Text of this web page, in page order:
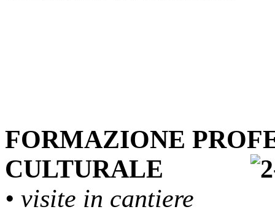
FORMAZIONE
CULTURALE
• visite in cantiere